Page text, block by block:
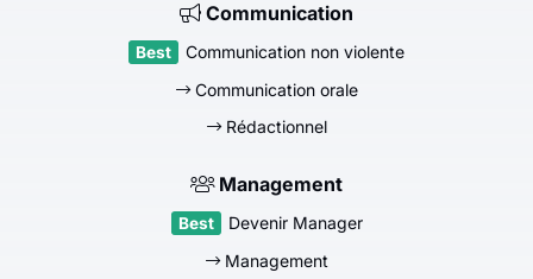
Communication
Communication non violente
Communication orale
Rédactionnel
Management
Devenir Manager
Management